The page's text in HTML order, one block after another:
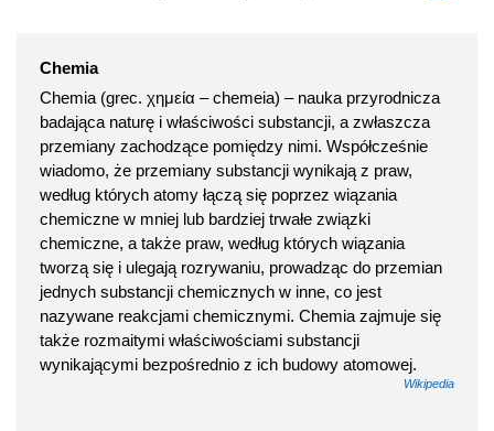
Chemia
Chemia (grec. χημεία – chemeia) – nauka przyrodnicza
badająca naturę i właściwości substancji, a zwłaszcza
przemiany zachodzące pomiędzy nimi. Współcześnie
wiadomo, że przemiany substancji wynikają z praw,
według których atomy łączą się poprzez wiązania
chemiczne w mniej lub bardziej trwałe związki
chemiczne, a także praw, według których wiązania
tworzą się i ulegają rozrywaniu, prowadząc do przemian
jednych substancji chemicznych w inne, co jest
nazywane reakcjami chemicznymi. Chemia zajmuje się
także rozmaitymi właściwościami substancji
wynikającymi bezpośrednio z ich budowy atomowej.
Wikipedia